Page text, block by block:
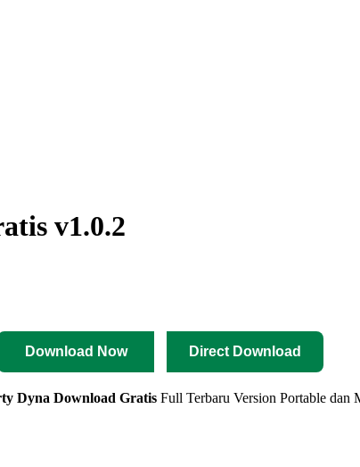
v1.0.2
Download Now Direct Download
Dyna Download Gratis Full Terbaru Version Portable